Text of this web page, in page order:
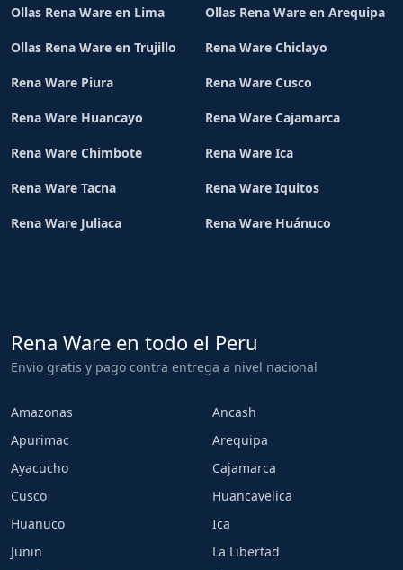
Ollas Rena Ware en Lima Ollas Rena Ware en Arequipa
Ollas Rena Ware en Trujillo Rena Ware Chiclayo
Rena Ware Piura Rena Ware Cusco
Rena Ware Huancayo Rena Ware Cajamarca
Rena Ware Chimbote Rena Ware Ica
Rena Ware Tacna Rena Ware Iquitos
Rena Ware Juliaca Rena Ware Huánuco
Rena Ware en todo el Peru
Envio gratis y pago contra entrega a nivel nacional
Amazonas
Ancash
Apurimac
Arequipa
Ayacucho
Cajamarca
Cusco
Huancavelica
Huanuco
Ica
Junin
La Libertad